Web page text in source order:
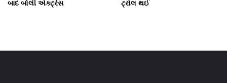
બાદ બોલી એક્ટ્રેસ
ટ્રોલ થઈ